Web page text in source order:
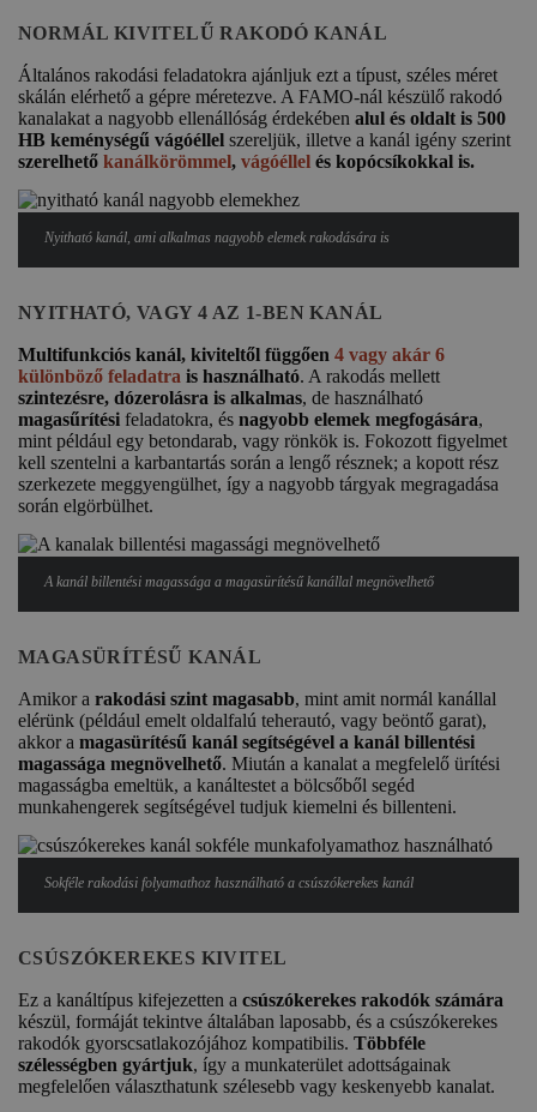
NORMÁL KIVITELŰ RAKODÓ KANÁL
Általános rakodási feladatokra ajánljuk ezt a típust, széles méret
skálán elérhető a gépre méretezve. A FAMO-nál készülő rakodó
kanalakat a nagyobb ellenállóság érdekében alul és oldalt is 500
HB keménységű vágóéllel szereljük, illetve a kanál igény szerint
szerelhető kanálkörömmel, vágóéllel és kopócsíkokkal is.
Nyitható kanál, ami alkalmas nagyobb elemek rakodására is
NYITHATÓ, VAGY 4 AZ 1-BEN KANÁL
Multifunkciós kanál, kiviteltől függően 4 vagy akár 6
különböző feladatra is használható. A rakodás mellett
szintezésre, dózerolásra is alkalmas, de használható
magasűrítési feladatokra, és nagyobb elemek megfogására,
mint például egy betondarab, vagy rönkök is. Fokozott figyelmet
kell szentelni a karbantartás során a lengő résznek; a kopott rész
szerkezete meggyengülhet, így a nagyobb tárgyak megragadása
során elgörbülhet.
A kanál billentési magassága a magasürítésű kanállal megnövelhető
MAGASÜRÍTÉSŰ KANÁL
Amikor a rakodási szint magasabb, mint amit normál kanállal
elérünk (például emelt oldalfalú teherautó, vagy beöntő garat),
akkor a magasürítésű kanál segítségével a kanál billentési
magassága megnövelhető. Miután a kanalat a megfelelő ürítési
magasságba emeltük, a kanáltestet a bölcsőből segéd
munkahengerek segítségével tudjuk kiemelni és billenteni.
Sokféle rakodási folyamathoz használható a csúszókerekes kanál
CSÚSZÓKEREKES KIVITEL
Ez a kanáltípus kifejezetten a csúszókerekes rakodók számára
készül, formáját tekintve általában laposabb, és a csúszókerekes
rakodók gyorscsatlakozójához kompatibilis. Többféle
szélességben gyártjuk, így a munkaterület adottságainak
megfelelően választhatunk szélesebb vagy keskenyebb kanalat.